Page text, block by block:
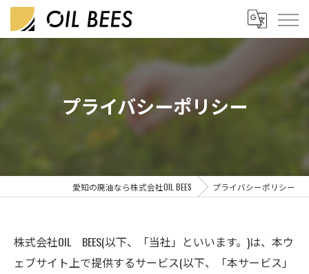
プライバシーポリシー
愛知の廃油なら株式会社OIL BEES プライバシーポリシー
株式会社OIL BEES(以下、「当社」といいます。)は、本ウ
ェブサイト上で提供するサービス(以下、「本サービス」